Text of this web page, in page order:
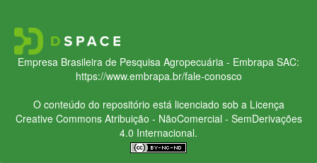
Empresa Brasileira de Pesquisa Agropecuária - Embrapa SAC:
https://www.embrapa.br/fale-conosco
O conteúdo do repositório está licenciado sob a Licença
Creative CommonsAtribuição - NãoComercial - SemDerivações
4.0 Internacional.